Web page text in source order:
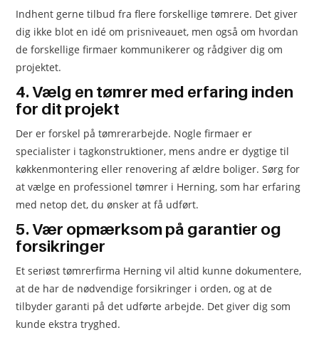
Indhent gerne tilbud fra flere forskellige tømrere. Det giver
dig ikke blot en idé om prisniveauet, men også om hvordan
de forskellige firmaer kommunikerer og rådgiver dig om
projektet.
4. Vælg en tømrer med erfaring inden
for dit projekt
Der er forskel på tømrerarbejde. Nogle firmaer er
specialister i tagkonstruktioner, mens andre er dygtige til
køkkenmontering eller renovering af ældre boliger. Sørg for
at vælge en professionel tømrer i Herning, som har erfaring
med netop det, du ønsker at få udført.
5. Vær opmærksom på garantier og
forsikringer
Et seriøst tømrerfirma Herning vil altid kunne dokumentere,
at de har de nødvendige forsikringer i orden, og at de
tilbyder garanti på det udførte arbejde. Det giver dig som
kunde ekstra tryghed.